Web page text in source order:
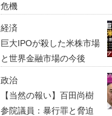
危機
経済
巨大IPOが殺した米株市場
と世界金融市場の今後
政治
【当然の報い】百田尚樹
参院議員：暴行罪と脅迫